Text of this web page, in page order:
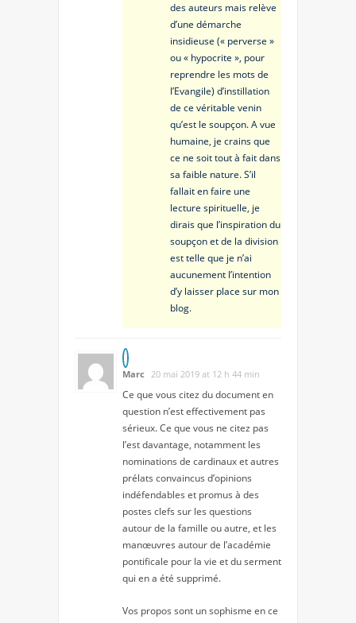
des auteurs mais relève
d’une démarche
insidieuse (« perverse »
ou « hypocrite », pour
reprendre les mots de
l’Evangile) d’instillation
de ce véritable venin
qu’est le soupçon. A vue
humaine, je crains que
ce ne soit tout à fait dans
sa faible nature. S’il
fallait en faire une
lecture spirituelle, je
dirais que l’inspiration du
soupçon et de la division
est telle que je n’ai
aucunement l’intention
d’y laisser place sur mon
blog.
Marc 20 mai 2019 at 12 h 44 min
Ce que vous citez du document en
question n’est effectivement pas
sérieux. Ce que vous ne citez pas
l’est davantage, notamment les
nominations de cardinaux et autres
prélats convaincus d’opinions
indéfendables et promus à des
postes clefs sur les questions
autour de la famille ou autre, et les
manœuvres autour de l’académie
pontificale pour la vie et du serment
qui en a été supprimé.
Vos propos sont un sophisme en ce